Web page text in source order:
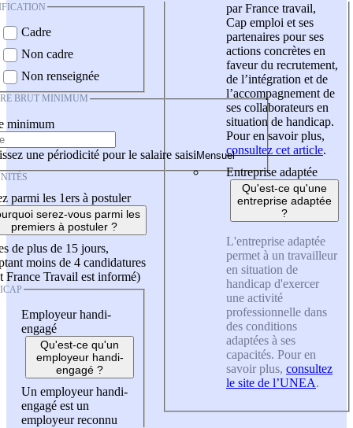
Cadre
Non cadre
Non renseignée
BRUT MINIMUM
minimum
une périodicité pour le salaire saisi
parmi les 1ers à postuler
serez-vous parmi les
premiers à postuler ?
de plus de 15 jours,
moins de 4 candidatures
France Travail est informé)
Employeur handi-
engagé
Qu'est-ce qu'un
employeur handi-
engagé ?
Un employeur handi-
engagé est un
employeur reconnu
par France travail,
Cap emploi et ses
partenaires pour ses
actions concrètes en
faveur du recrutement,
de l’intégration et de
l’accompagnement de
ses collaborateurs en
situation de handicap.
Pour en savoir plus,
consultez cet article.
Entreprise adaptée
Qu'est-ce qu'une
entreprise adaptée
?
L'entreprise adaptée
permet à un travailleur
en situation de
handicap d'exercer
une activité
professionnelle dans
des conditions
adaptées à ses
capacités. Pour en
savoir plus, consultez
le site de l’UNEA.